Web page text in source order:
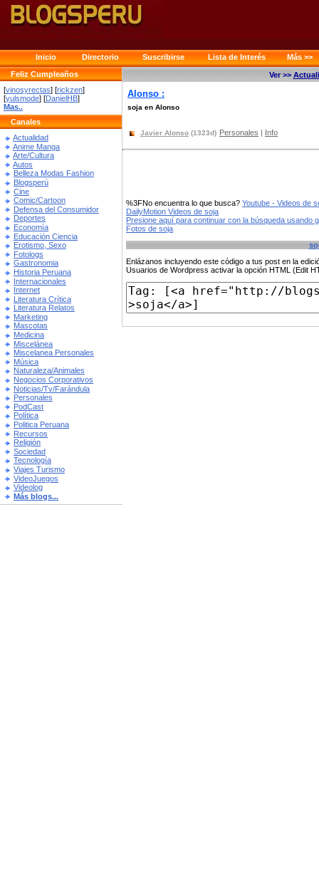
Inicio Directorio Suscribirse Lista de Interés
Más >>
Feliz Cumpleaños
[vinosyrectas] [rickzen]
[yulsmode] [DanielHB]
Mas..
Canales
Actualidad
Anime Manga
Arte/Cultura
Autos
Belleza Modas Fashion
Blogsperú
Cine
Comic/Cartoon
Defensa del Consumidor
Deportes
Economía
Educación Ciencia
Erotismo, Sexo
Fotologs
Gastronomia
Historia Peruana
Internacionales
Internet
Literatura Crítica
Literatura Relatos
Marketing
Mascotas
Medicina
Miscelánea
Miscelanea Personales
Música
Naturaleza/Animales
Negocios Corporativos
Noticias/Tv/Farándula
Personales
PodCast
Política
Politica Peruana
Recursos
Religión
Sociedad
Tecnología
Viajes Turismo
VideoJuegos
Videolog
Más blogs...
Ver >>
Alonso :
soja en Alonso
Javier Alonso (1323d) Personales | Info
%3FNo encuentra lo que busca? Youtube - Videos de
DailyMotion Videos de soja
Presione aquí para continuar con la búsqueda usando
Fotos de soja
Enlázanos incluyendo este código a tus post en la
Usuarios de Wordpress activar la opción HTML (Edit